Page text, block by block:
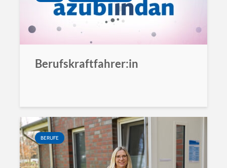
Berufskraftfahrer:in
BERUFE